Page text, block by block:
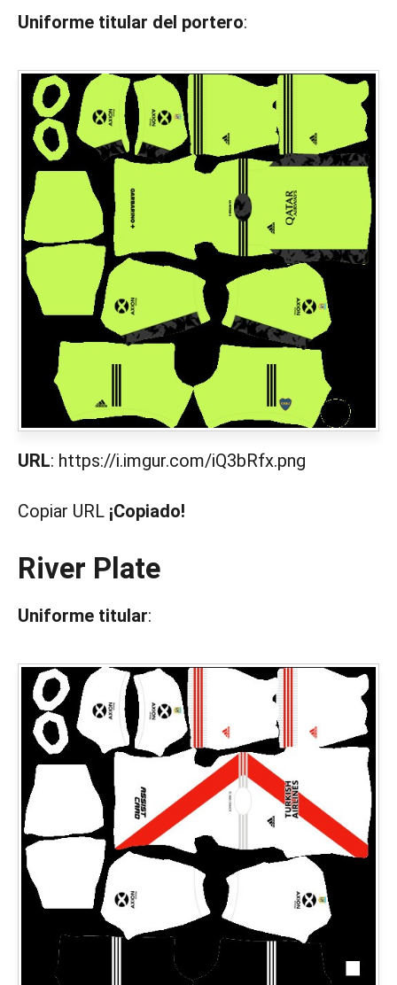
Uniforme titular del portero:
URL: https://i.imgur.com/iQ3bRfx.png
Copiar URL ¡Copiado!
River Plate
Uniforme titular: